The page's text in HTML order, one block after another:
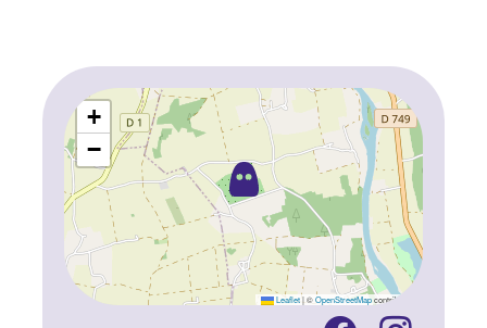
+
−
Leaflet |©OpenStreetMapcontributors